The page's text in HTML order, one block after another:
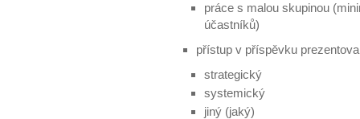
práce s malou skupinou
účastníků)
přístup v příspěvku
strategický
systemický
jiný (jaký)